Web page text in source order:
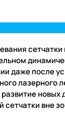
даже после
лазерного
новых
сетчатки вне